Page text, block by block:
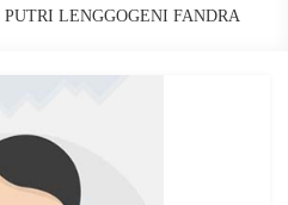
LENGGOGENI FANDRA